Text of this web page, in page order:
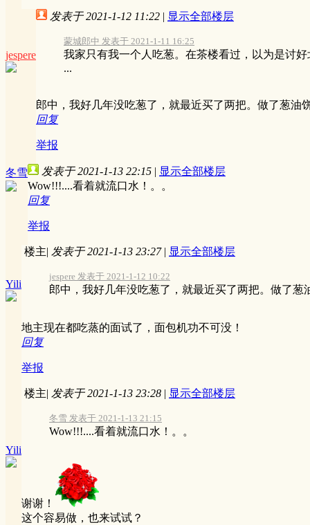
jespere
发表于 2021-1-12 11:22 | 显示全部楼层
蒙城郎中 发表于 2021-1-11 16:25
我家只有我一个人吃葱。在茶楼看过，以为是讨
...
郎中，我好几年没吃葱了，就最近买了两把。做了葱
回复
举报
冬雪 发表于 2021-1-13 22:15 | 显示全部楼层
Wow!!!....看着就流口水！。。
回复
举报
Yili
楼主| 发表于 2021-1-13 23:27 | 显示全部楼层
jespere 发表于 2021-1-12 10:22
郎中，我好几年没吃葱了，就最近买了两把。做了
地主现在都吃蒸的面试了，面包机功不可没！
回复
举报
Yili
楼主| 发表于 2021-1-13 23:28 | 显示全部楼层
冬雪 发表于 2021-1-13 21:15
Wow!!!....看着就流口水！。。
谢谢！
这个容易做，也来试试？